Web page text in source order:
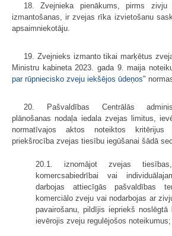
18. Zvejnieka pienākums, pirms
izmantošanas, ir zvejas rīka izvietošanu
apsaimniekotāju.
19. Zvejnieks izmanto tikai marķētus
Ministru kabineta 2023. gada 9. maija
par rūpniecisko zveju iekšējos ūdeņos"
20. Pašvaldības Centrālās
plānošanas nodaļa iedala zvejas limitus,
normatīvajos aktos noteiktos
priekšrocība zvejas tiesību iegūšanai šādā
20.1. iznomājot zvejas
komercsabiedrībai vai
darbojas attiecīgās pašvaldības
komerciālo zveju vai nodarbojas ar
pavairošanu, pildījis iepriekš
ievērojis zveju regulējošos noteikumus;